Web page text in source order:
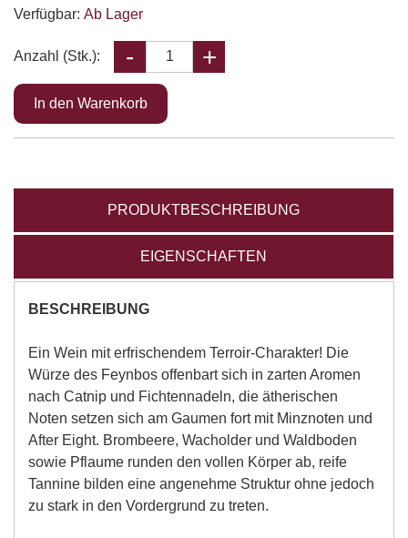
Verfügbar: Ab Lager
Anzahl (Stk.):
PRODUKTBESCHREIBUNG
EIGENSCHAFTEN
BESCHREIBUNG
Ein Wein mit erfrischendem Terroir-Charakter! Die
Würze des Feynbos offenbart sich in zarten Aromen
nach Catnip und Fichtennadeln, die ätherischen
Noten setzen sich am Gaumen fort mit Minznoten und
After Eight. Brombeere, Wacholder und Waldboden
sowie Pflaume runden den vollen Körper ab, reife
Tannine bilden eine angenehme Struktur ohne jedoch
zu stark in den Vordergrund zu treten.